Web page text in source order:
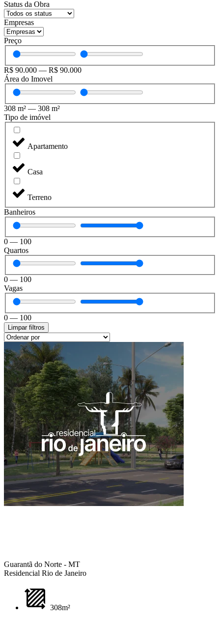
Status da Obra
Empresas
Preço
R$ 90.000 — R$ 90.000
Área do Imovel
308 m² — 308 m²
Tipo de imóvel
Apartamento
Casa
Terreno
Banheiros
0 — 100
Quartos
0 — 100
Vagas
0 — 100
Limpar filtros
Guarantã do Norte - MT
Residencial Rio de Janeiro
308m²